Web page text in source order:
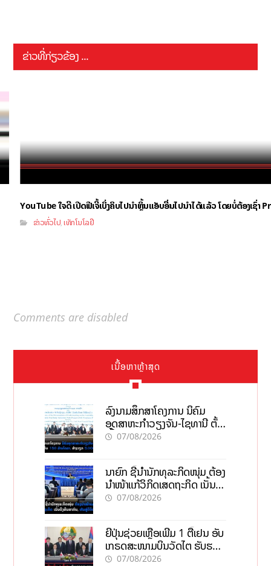
ຂ່າວທີ່ກ່ຽວຂ້ອງ ...
YouTube ໃຈດີ ເປີດຟີເຈີ້ເບິ່ງຄິບໄປນຳຫຼິ້ນແອັບອື່ນໄປນຳໄດ້ແລ້ວ ໂດຍບໍ່ຕ້ອງເຊົ່າ
ຂ່າວທົ່ວໄປ ,ເທັກໂນໂລຢີ
Comments are disabled
ເນື້ອຫາຫຼ້າສຸດ
ລົງນາມສຶກສາໂຄງການ ນິຄົມ
ອຸດສາຫະກຳວຽງຈັນ-ໄຊທານີ ຕັ້ງ
ເປົ້າດຶງທຶນ 150 ລ້ານໂດລາ, ສ້າງ
07/08/2026
ນາຍົກ ຊີ້ນຳນັກທຸລະກິດໜຸ່ມ ຕ້ອງ
ນຳໜ້າແກ້ວິກິດເສດຖະກິດ ເນັ້ນດຶງ
ທຶນສາກົນ, ຫັນສູ່ດິຈິຕອນ
07/08/2026
ຍີ່ປຸ່ນຊ່ວຍເຫຼືອເພີ່ມ 1 ຕື້ເຢນ ອັບ
ເກຣດສະໜາມບິນວັດໄຕ ຮັບຮອງ
ການເຕີບໂຕ
07/08/2026